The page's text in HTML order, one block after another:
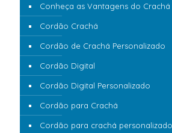
Conheça as Vantagens do Crachá
Cordão Crachá
Cordão de Crachá Personalizado
Cordão Digital
Cordão Digital Personalizado
Cordão para Crachá
Cordão para crachá